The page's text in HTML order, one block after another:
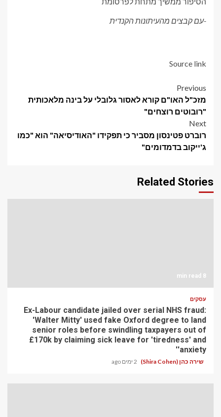
-עם קבצים מהעיתונות הקנדית
Source link
Post
navigation
Previous
מזכ"ל האו"ם קורא לאסור גלובלי על בינה מלאכותית
"רובוטים רוצחים"
Next
רוברט פטינסון מסביר כי תפקידו "האודיסיאה" הוא "כמו
ג'ייקוב בדמדומים"
Related Stories
8 min read
עסקים
Ex-Labour candidate jailed over serial NHS fraud:
'Walter Mitty' used fake Oxford degree to land
senior roles before swindling taxpayers out of
£170k by claiming sick leave for 'tiredness' and
'anxiety'
שירה כהן (Shira Cohen) 2 ימים ago